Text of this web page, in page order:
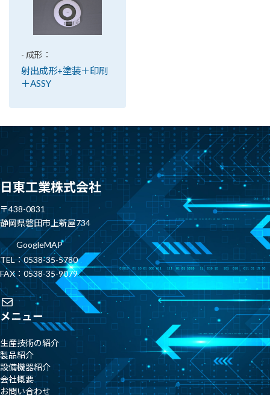
- 成形：
射出成形+塗装＋印刷
＋ASSY
日東工業株式会社
〒438-0831
静岡県磐田市上新屋734
GoogleMAP
TEL：0538-35-5780
FAX：0538-35-9079
メール
メニュー
⽣産技術の紹介
製品紹介
設備機器紹介
会社概要
お問い合わせ